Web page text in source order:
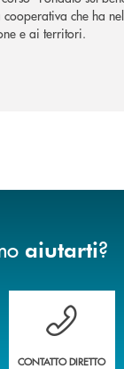
che ha
e ai territori.
aiutarti?
delle filiali
Vuoi avere
CONTATTO DIRETTO